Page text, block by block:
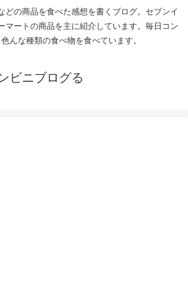
どの商品を食べた感想を書くブログ。セブンイ
マートの商品を主に紹介しています。毎日コン
んな種類の食べ物を食べています。
ビニブログる